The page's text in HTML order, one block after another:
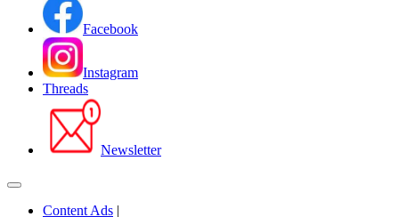
Facebook
Instagram
Threads
Newsletter
Content Ads |